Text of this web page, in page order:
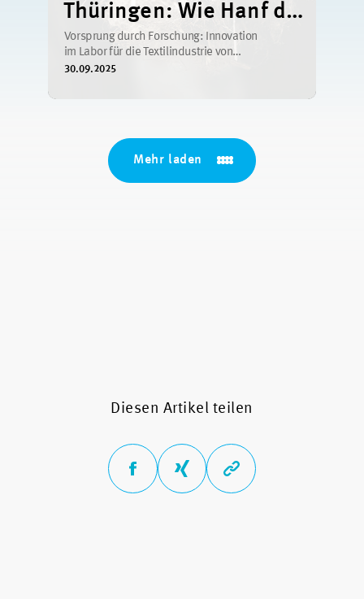
Thüringen: Wie Hanf die
Textilwelt verändern
kann
Vorsprung durch Forschung: Innovation
im Labor für die Textilindustrie von
morgen
30.09.2025
Mehr laden
Diesen Artikel teilen